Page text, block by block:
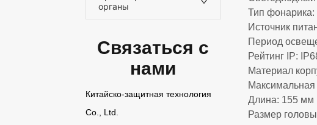
органы
Связаться с
нами
Китайско-защитная технология
Co., Ltd.